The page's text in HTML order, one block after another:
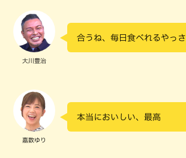
大川豊治
合うね、毎日食べれるやっさ
嘉数ゆり
本当においしい、最高